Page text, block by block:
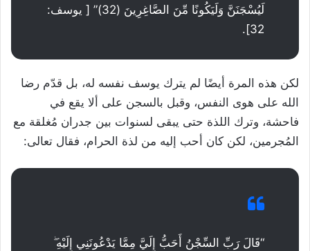
لَيُسْجَنَنَّ وَلَيَكُونًا مِّنَ الصَّاغِرِينَ (32)” [ يوسف:
32].
لكن هذه المرة أيضًا لم يترك يوسف نفسه له، بل قدّم رضا
الله على هوى النفس، وقبل بالسجن على ألا يقع في
فاحشة، وترك اللذة حتى يبقى لسنوات بين جدران مُغلقة مع
المُجرمين، لكن كان أحب إليه من لذة الحرام، فقال تعالى:
“قَالَ رَبِّ السِّجْنُ أَحَبُّ إِلَيَّ مِمَّا يَدْعُونَنِي إِلَيْهِ ۖ